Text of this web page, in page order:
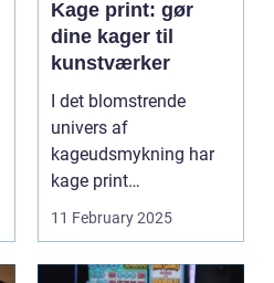
Kage print: gør
dine kager til
kunstværker
I det blomstrende
univers af
kageudsmykning har
kage print
revolutioneret måden,
11 February 2025